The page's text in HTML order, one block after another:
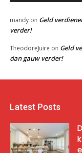
mandy on Geld
verder!
TheodoreJuire on Geld
dan gauw verder!
Latest Posts